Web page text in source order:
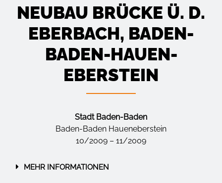
NEUBAU BRÜCKE Ü. D.
EBERBACH, BADEN-
BADEN-HAUEN­
EBERSTEIN
Stadt Baden-Baden
Baden-Baden Haueneberstein
10/2009 – 11/2009
MEHR INFORMATIONEN